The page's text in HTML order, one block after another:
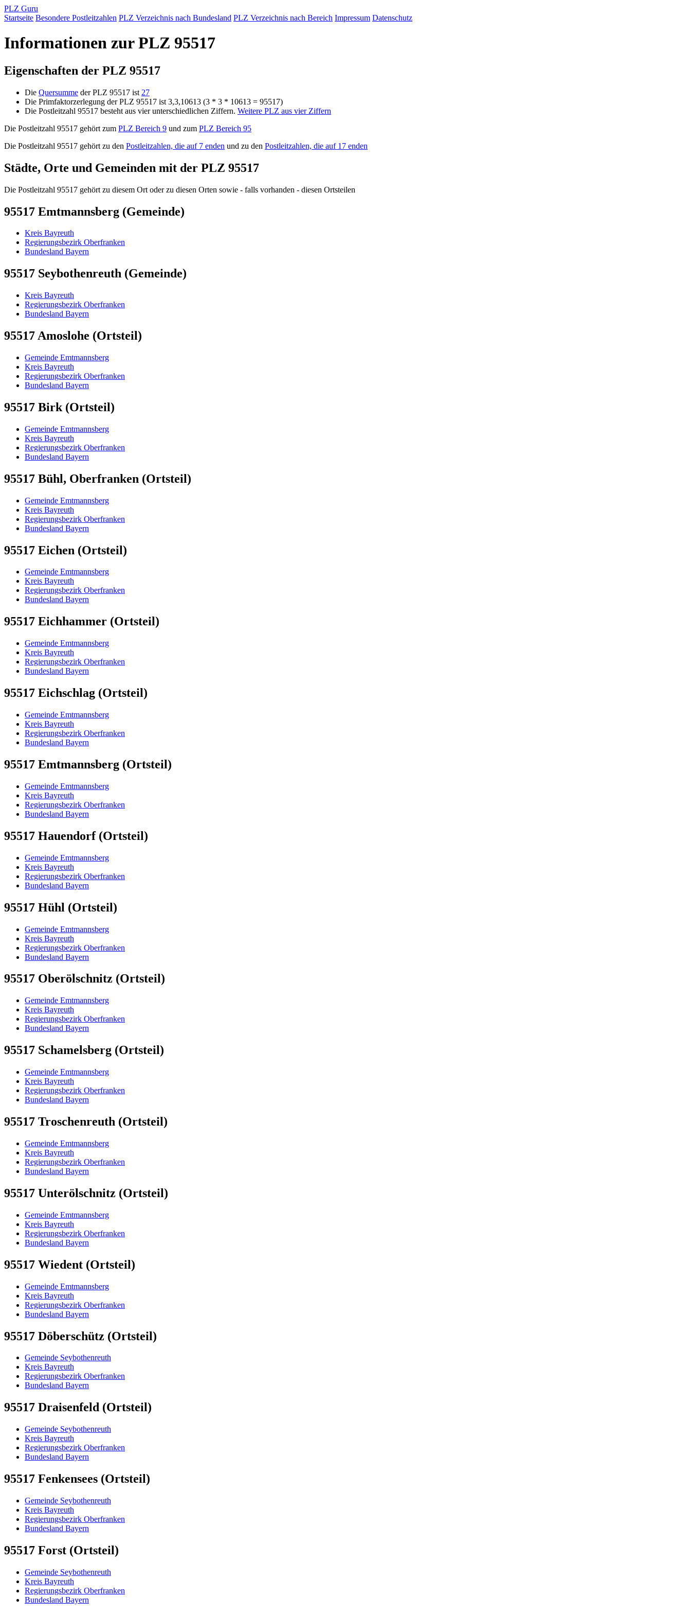
PLZ Guru
Startseite Besondere Postleitzahlen PLZ Verzeichnis nach Bundesland PLZ Verzeichnis nach Bereich Impressum Datenschutz
Informationen zur PLZ 95517
Eigenschaften der PLZ 95517
Die Quersumme der PLZ 95517 ist 27
Die Primfaktorzerlegung der PLZ 95517 ist 3,3,10613 (3 * 3 * 10613 = 95517)
Die Postleitzahl 95517 besteht aus vier unterschiedlichen Ziffern. Weitere PLZ aus vier Ziffern
Die Postleitzahl 95517 gehört zum PLZ Bereich 9 und zum PLZ Bereich 95
Die Postleitzahl 95517 gehört zu den Postleitzahlen, die auf 7 enden und zu den Postleitzahlen, die auf 17 enden
Städte, Orte und Gemeinden mit der PLZ 95517
Die Postleitzahl 95517 gehört zu diesem Ort oder zu diesen Orten sowie - falls vorhanden - diesen Ortsteilen
95517 Emtmannsberg (Gemeinde)
Kreis Bayreuth
Regierungsbezirk Oberfranken
Bundesland Bayern
95517 Seybothenreuth (Gemeinde)
Kreis Bayreuth
Regierungsbezirk Oberfranken
Bundesland Bayern
95517 Amoslohe (Ortsteil)
Gemeinde Emtmannsberg
Kreis Bayreuth
Regierungsbezirk Oberfranken
Bundesland Bayern
95517 Birk (Ortsteil)
Gemeinde Emtmannsberg
Kreis Bayreuth
Regierungsbezirk Oberfranken
Bundesland Bayern
95517 Bühl, Oberfranken (Ortsteil)
Gemeinde Emtmannsberg
Kreis Bayreuth
Regierungsbezirk Oberfranken
Bundesland Bayern
95517 Eichen (Ortsteil)
Gemeinde Emtmannsberg
Kreis Bayreuth
Regierungsbezirk Oberfranken
Bundesland Bayern
95517 Eichhammer (Ortsteil)
Gemeinde Emtmannsberg
Kreis Bayreuth
Regierungsbezirk Oberfranken
Bundesland Bayern
95517 Eichschlag (Ortsteil)
Gemeinde Emtmannsberg
Kreis Bayreuth
Regierungsbezirk Oberfranken
Bundesland Bayern
95517 Emtmannsberg (Ortsteil)
Gemeinde Emtmannsberg
Kreis Bayreuth
Regierungsbezirk Oberfranken
Bundesland Bayern
95517 Hauendorf (Ortsteil)
Gemeinde Emtmannsberg
Kreis Bayreuth
Regierungsbezirk Oberfranken
Bundesland Bayern
95517 Hühl (Ortsteil)
Gemeinde Emtmannsberg
Kreis Bayreuth
Regierungsbezirk Oberfranken
Bundesland Bayern
95517 Oberölschnitz (Ortsteil)
Gemeinde Emtmannsberg
Kreis Bayreuth
Regierungsbezirk Oberfranken
Bundesland Bayern
95517 Schamelsberg (Ortsteil)
Gemeinde Emtmannsberg
Kreis Bayreuth
Regierungsbezirk Oberfranken
Bundesland Bayern
95517 Troschenreuth (Ortsteil)
Gemeinde Emtmannsberg
Kreis Bayreuth
Regierungsbezirk Oberfranken
Bundesland Bayern
95517 Unterölschnitz (Ortsteil)
Gemeinde Emtmannsberg
Kreis Bayreuth
Regierungsbezirk Oberfranken
Bundesland Bayern
95517 Wiedent (Ortsteil)
Gemeinde Emtmannsberg
Kreis Bayreuth
Regierungsbezirk Oberfranken
Bundesland Bayern
95517 Döberschütz (Ortsteil)
Gemeinde Seybothenreuth
Kreis Bayreuth
Regierungsbezirk Oberfranken
Bundesland Bayern
95517 Draisenfeld (Ortsteil)
Gemeinde Seybothenreuth
Kreis Bayreuth
Regierungsbezirk Oberfranken
Bundesland Bayern
95517 Fenkensees (Ortsteil)
Gemeinde Seybothenreuth
Kreis Bayreuth
Regierungsbezirk Oberfranken
Bundesland Bayern
95517 Forst (Ortsteil)
Gemeinde Seybothenreuth
Kreis Bayreuth
Regierungsbezirk Oberfranken
Bundesland Bayern